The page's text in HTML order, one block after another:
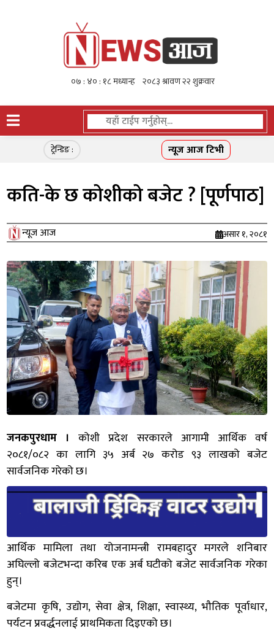
ट्रेन्डिङ : न्यूज आज टिभी
कति-के छ कोशीको बजेट ? [पूर्णपाठ]
न्यूज आज असार १, २०८१
जनकपुरधाम । कोशी प्रदेश सरकारले आगामी आर्थिक वर्ष
२०८१/०८२ का लागि ३५ अर्ब २७ करोड ९३ लाखको बजेट
सार्वजनिक गरेको छ।
आर्थिक मामिला तथा योजनामन्त्री रामबहादुर मगरले शनिबार
अघिल्लो बजेटभन्दा करिब एक अर्ब घटीको बजेट सार्वजनिक गरेका
हुन्।
बजेटमा कृषि, उद्योग, सेवा क्षेत्र, शिक्षा, स्वास्थ्य, भौतिक पूर्वाधार,
पर्यटन प्रवर्द्धनलाई प्राथमिकता दिइएको छ।